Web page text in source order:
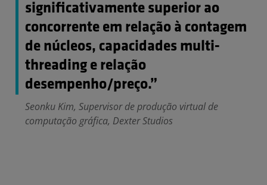
significativamente superior ao
concorrente em relação à contagem
de núcleos, capacidades multi-
threading e relação
desempenho/preço.”
Seonku Kim, Supervisor de produção virtual de
computação gráfica, Dexter Studios